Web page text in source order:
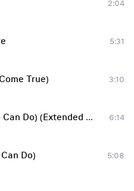
2:04
5:31
True)
3:10
I Can't Go For That (No Can Do) (Extended Club Mix)
6:14
Do)
5:08